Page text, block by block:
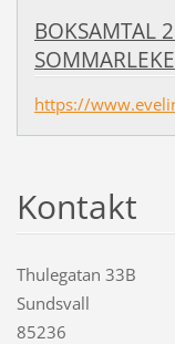
BOKSAMTAL
https://
Kontakt
Thulegatan 33B
Sundsvall
85236